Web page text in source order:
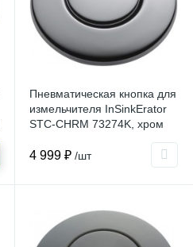
Пневматическая кнопка для
измельчителя InSinkErator
STC-CHRM 73274K, хром
4 999 ₽ /шт